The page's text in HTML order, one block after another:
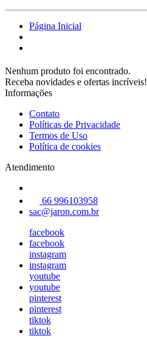
Página Inicial
Nenhum produto foi encontrado.
Receba novidades e ofertas incríveis!
Informações
Contato
Políticas de Privacidade
Termos de Uso
Política de cookies
Atendimento
66 996103958
sac@jaron.com.br
facebook
facebook
instagram
instagram
youtube
youtube
pinterest
pinterest
tiktok
tiktok